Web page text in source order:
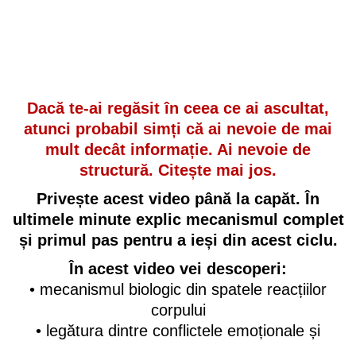
Dacă te-ai regăsit în ceea ce ai ascultat,
atunci probabil simți că ai nevoie de mai
mult decât informație. Ai nevoie de
structură. Citește mai jos.
Privește acest video până la capăt. În
ultimele minute explic mecanismul complet
și primul pas pentru a ieși din acest ciclu.
În acest video vei descoperi:
• mecanismul biologic din spatele reacțiilor
corpului
• legătura dintre conflictele emoționale și